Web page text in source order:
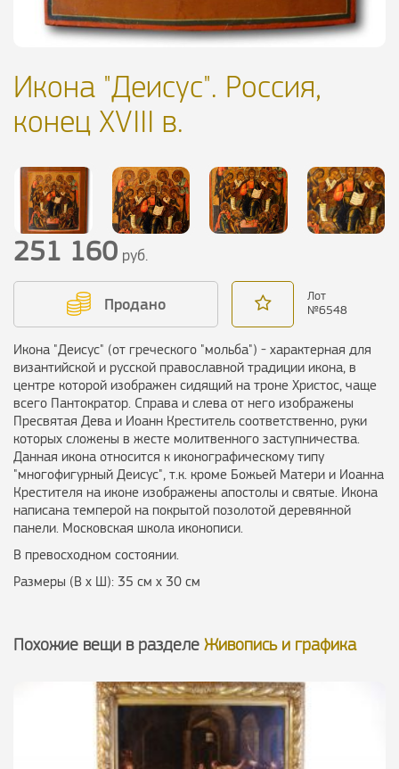
Икона "Деисус". Россия,
конец XVIII в.
251 160 руб.
Продано
Лот
№6548
Икона "Деисус" (от греческого "мольба") - характерная для
византийской и русской православной традиции икона, в
центре которой изображен сидящий на троне Христос, чаще
всего Пантократор. Справа и слева от него изображены
Пресвятая Дева и Иоанн Креститель соответственно, руки
которых сложены в жесте молитвенного заступничества.
Данная икона относится к иконографическому типу
"многофигурный Деисус", т.к. кроме Божьей Матери и Иоанна
Крестителя на иконе изображены апостолы и святые. Икона
написана темперой на покрытой позолотой деревянной
панели. Московская школа иконописи.
В превосходном состоянии.
Размеры (В х Ш): 35 см х 30 см
Похожие вещи в разделе Живопись и графика